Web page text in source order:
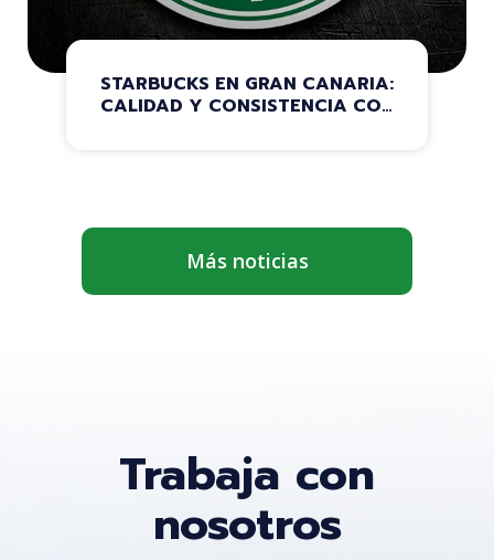
STARBUCKS EN GRAN CANARIA:
CALIDAD Y CONSISTENCIA CON
Más noticias
Trabaja con
nosotros